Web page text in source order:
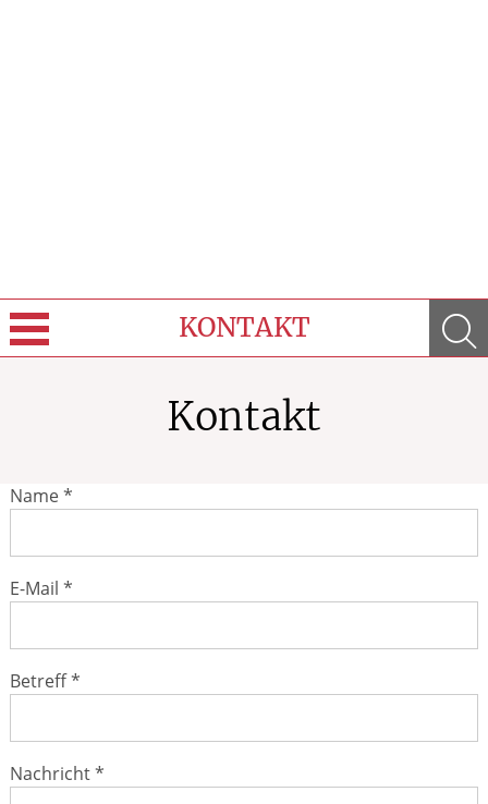
KONTAKT
Leistungen
Ratgeber
GESUND IM ALTER
Kontakt
Name *
E-Mail *
Betreff *
Nachricht *